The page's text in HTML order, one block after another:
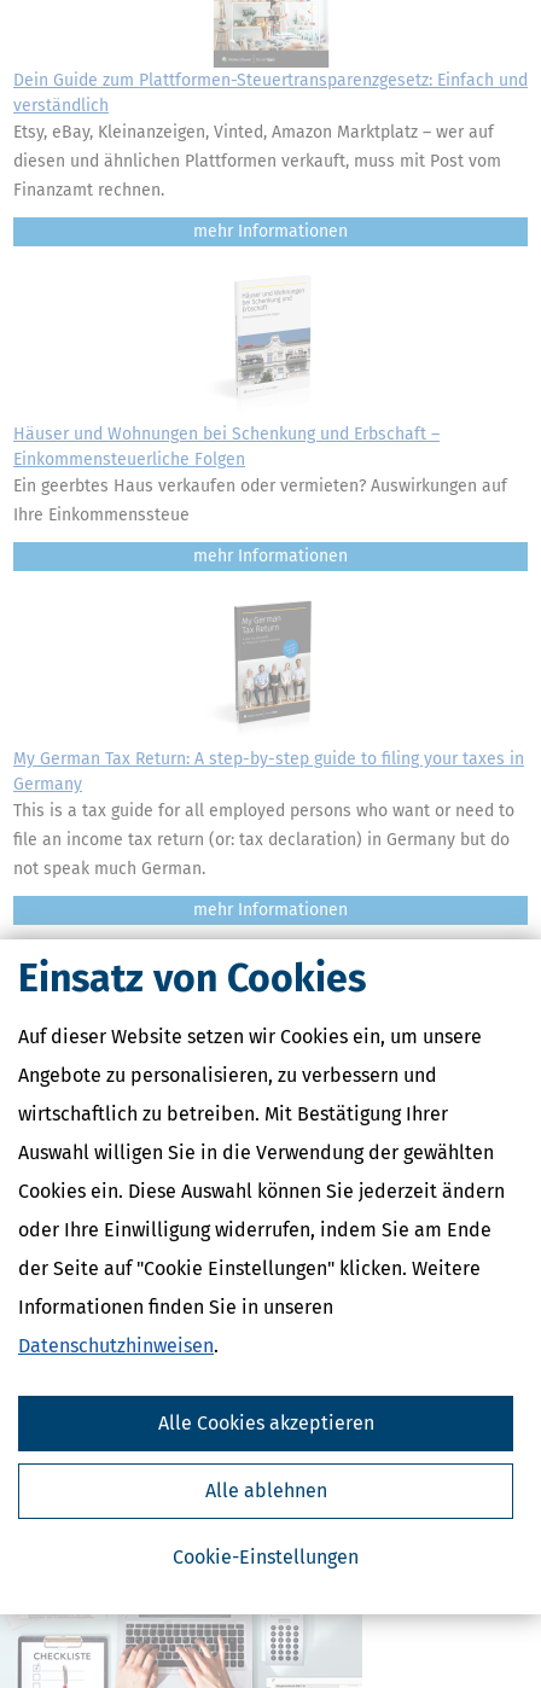
Einsatz von Cookies
Auf dieser Website setzen wir Cookies ein, um unsere
Angebote zu personalisieren, zu verbessern und
wirtschaftlich zu betreiben. Mit Bestätigung Ihrer
Auswahl willigen Sie in die Verwendung der gewählten
Cookies ein. Diese Auswahl können Sie jederzeit ändern
oder Ihre Einwilligung widerrufen, indem Sie am Ende
der Seite auf "Cookie Einstellungen" klicken. Weitere
Informationen finden Sie in unseren
Datenschutzhinweisen.
Cookie-Einstellungen
Alle ablehnen
Alle Cookies akzeptieren
Dein Guide zum Plattformen-Steuertransparenzgesetz: Einfach und
verständlich
Etsy, eBay, Kleinanzeigen, Vinted, Amazon Marktplatz – wer auf
diesen und ähnlichen Plattformen verkauft, muss mit Post vom
Finanzamt rechnen.
mehr
Häuser und Wohnungen bei Schenkung und Erbschaft –
Einkommensteuerliche Folgen
Ein geerbtes Haus verkaufen oder vermieten? Auswirkungen auf
Ihre Einkommenssteue
mehr
My German Tax Return: A step-by-step guide to filing your taxes in
Germany
This is a tax guide for all employed persons who want or need to
file an income tax return (or: tax declaration) in Germany but do
not speak much German.
mehr
Kostenlose Steuertipps & News
Absenden
Steuertipps
Steuertipps Selbstständige
von Steuertipps abonnieren. Die
Meine Einwilligung kann ich jederzeit durch